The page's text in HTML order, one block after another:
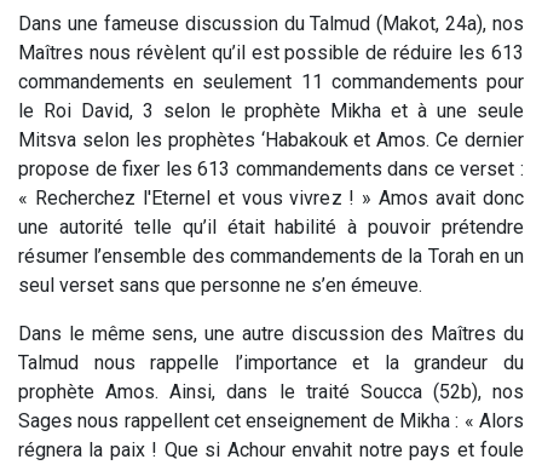
Dans une fameuse discussion du Talmud (Makot, 24a), nos
Maîtres nous révèlent qu’il est possible de réduire les 613
commandements en seulement 11 commandements pour
le Roi David, 3 selon le prophète Mikha et à une seule
Mitsva selon les prophètes ‘Habakouk et Amos. Ce dernier
propose de fixer les 613 commandements dans ce verset :
« Recherchez l'Eternel et vous vivrez ! » Amos avait donc
une autorité telle qu’il était habilité à pouvoir prétendre
résumer l’ensemble des commandements de la Torah en un
seul verset sans que personne ne s’en émeuve.
Dans le même sens, une autre discussion des Maîtres du
Talmud nous rappelle l’importance et la grandeur du
prophète Amos. Ainsi, dans le traité Soucca (52b), nos
Sages nous rappellent cet enseignement de Mikha : « Alors
régnera la paix ! Que si Achour envahit notre pays et foule